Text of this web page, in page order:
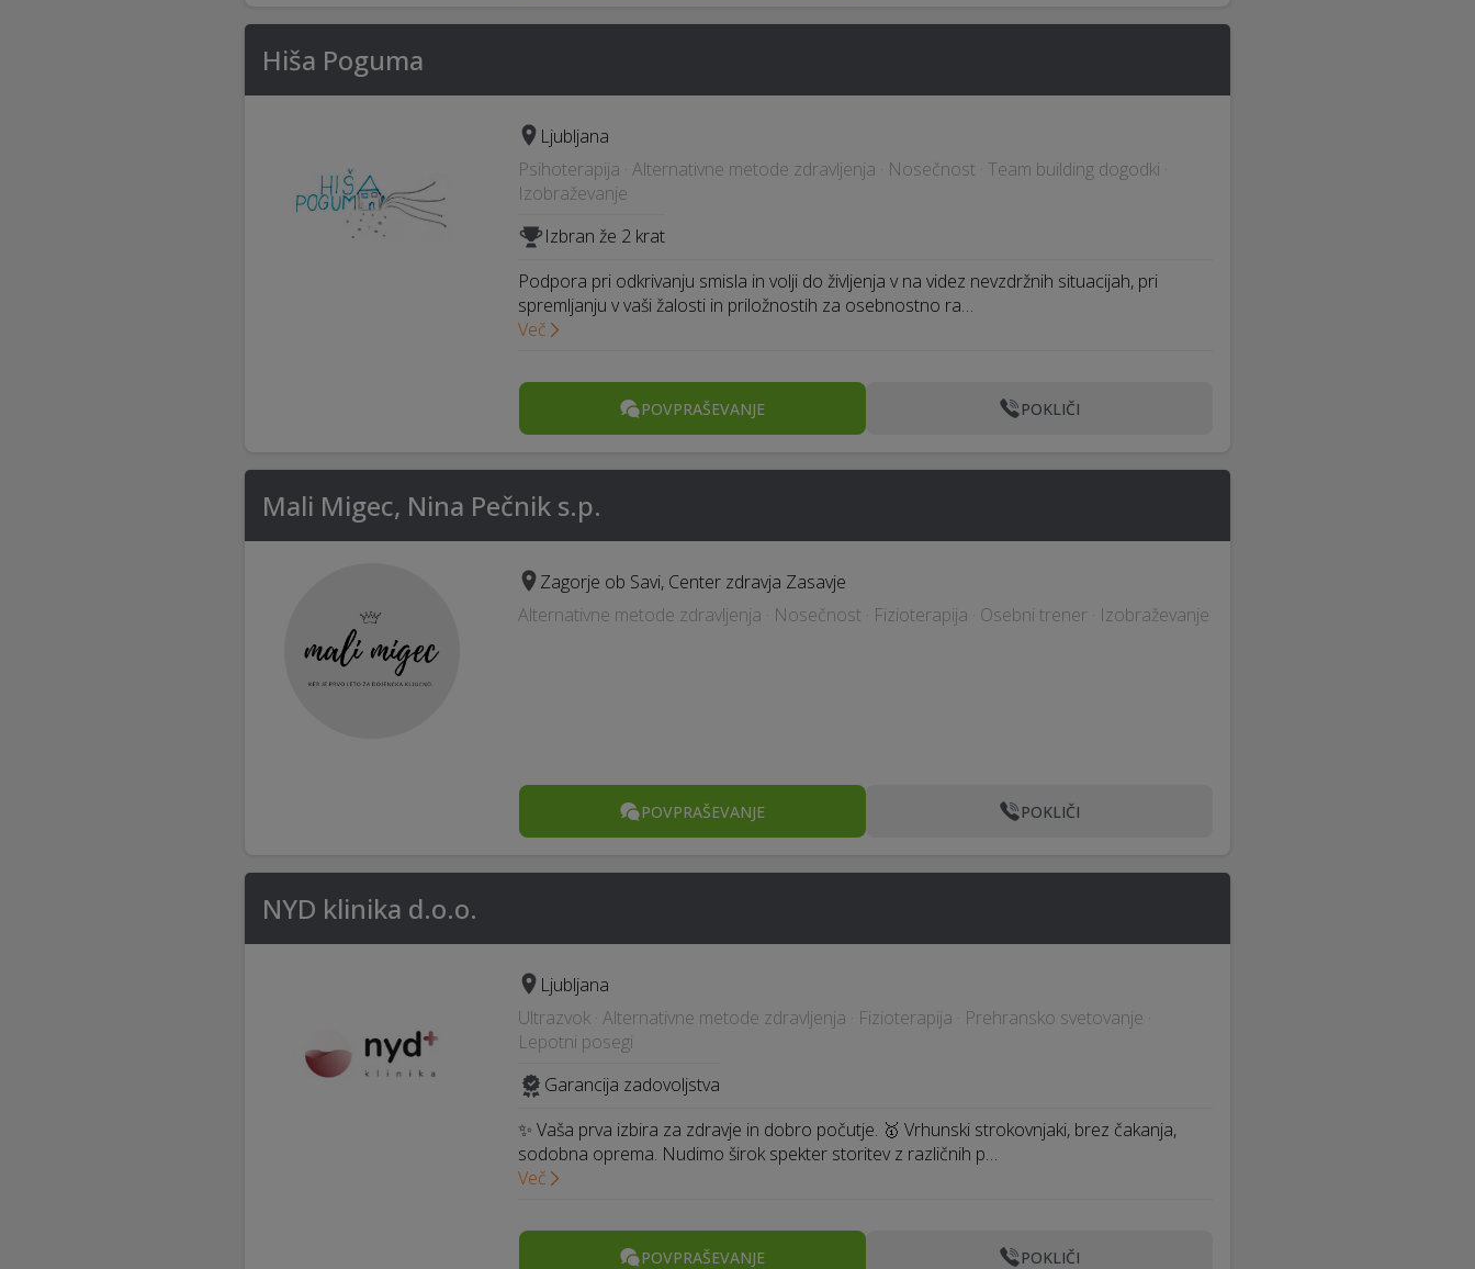
Hiša Poguma
Ljubljana
Psihoterapija · Alternativne metode zdravljenja · Nosečnost · Team building dogodki ·
Izobraževanje
Izbran že 2 krat
Podpora pri odkrivanju smisla in volji do življenja v na videz nevzdržnih situacijah, pri
spremljanju v vaši žalosti in priložnostih za osebnostno ra…
Več
POVPRAŠEVANJE POKLIČI
Mali Migec, Nina Pečnik s.p.
Zagorje ob Savi, Center zdravja Zasavje
Alternativne metode zdravljenja · Nosečnost · Fizioterapija · Osebni trener · Izobraževanje
POVPRAŠEVANJE POKLIČI
NYD klinika d.o.o.
Ljubljana
Ultrazvok · Alternativne metode zdravljenja · Fizioterapija · Prehransko svetovanje ·
Lepotni posegi
Garancija zadovoljstva
✨ Vaša prva izbira za zdravje in dobro počutje. 🥇 Vrhunski strokovnjaki, brez čakanja,
sodobna oprema. Nudimo širok spekter storitev z različnih p…
Več
POVPRAŠEVANJE POKLIČI